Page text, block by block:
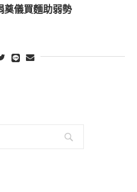
儀買麵助弱勢